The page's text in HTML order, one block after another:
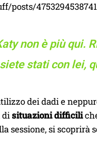
posts/
non è più qui.
stati con lei,
dei dadi e
disituazioni difficili
sessione, si scoprirà